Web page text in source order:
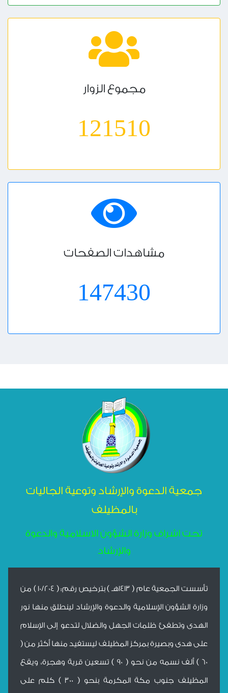
مجموع الزوار
122137
مشاهدات الصفحات
148191
جمعية الدعوة والإرشاد وتوعية الجاليات
بالمظيلف
تحت اشراف وزارة الشؤون الاسلامية والدعوة
والإرشاد
تأسست الجمعية عام ( 1413هـ ) بترخيص رقم: ( 10/204 ) من
وزارة الشؤون الإسلامية والدعوة والإرشاد لينطلق منها نور
الهدى وتطفئ ظلمات الجهل والضلال لتدعو إلى الإسلام
على هدى وبصيرة بمركز المظيلف ليستفيد منها أكثر من (
60 ) ألف نسمه من نحو ( 90 ) تسعين قرية وهجرة، ويقع
المظيلف جنوب مكة المكرمة بنحو ( 300 ) كلم على